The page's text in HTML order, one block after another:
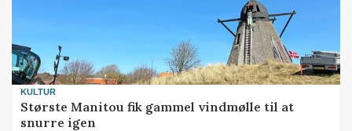
KULTUR
Største Manitou fik gammel vindmølle til at
snurre igen